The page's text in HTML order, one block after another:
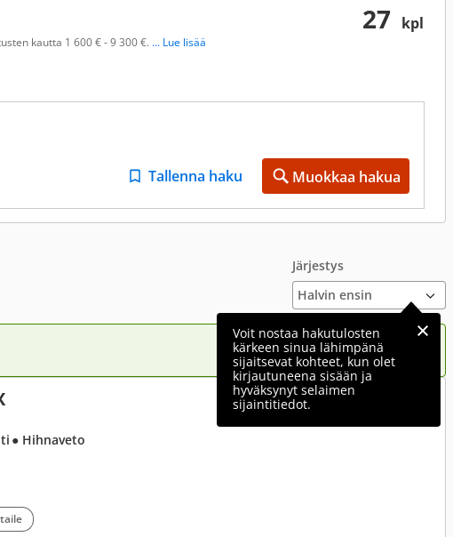
27 kpl
kautta 1 600 € - 9 300 €. ... Lue lisää
Tallenna haku Muokkaa hakua
Järjestys
Voit nostaa hakutulosten
kärkeen sinua lähimpänä
sijaitsevat kohteet, kun olet
kirjautuneena sisään ja
hyväksynyt selaimen
sijaintitiedot.
● Hihnaveto